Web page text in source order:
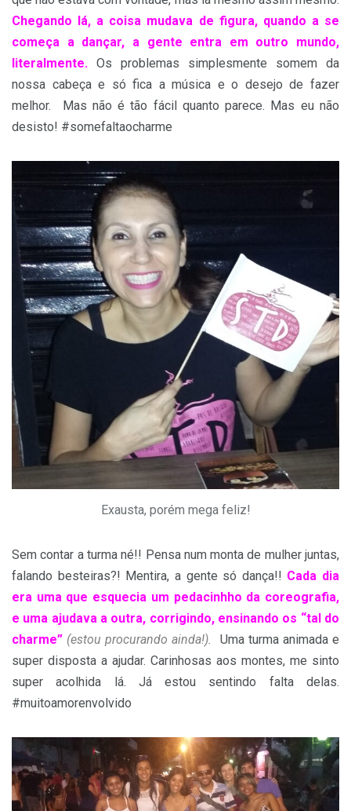
Chegando lá, a coisa mudava de figura, quando a se
começa a dançar, a gente entra em outro mundo,
literalmente.
Os problemas simplesmente somem da
nossa cabeça e só fica a música e o desejo de fazer
melhor. Mas não é tão fácil quanto parece. Mas eu não
desisto! #somefaltaocharme
Exausta, porém mega feliz!
Sem contar a turma né!! Pensa num monta de mulher juntas,
falando besteiras?! Mentira, a gente só dança!! Cada dia
era uma que esquecia um pedacinhho da coreografia,
e uma ajudava a outra, corrigindo, ensinando os “tal do
charme” (estou procurando ainda!).
Uma turma animada e
super disposta a ajudar. Carinhosas aos montes, me sinto
super acolhida lá. Já estou sentindo falta delas.
#muitoamorenvolvido